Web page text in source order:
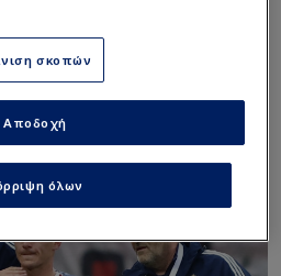
της Άστον Βίλα!
Κι όμως, φορ
γκολ με ΠΑΟ! Τι
η δήλωση
σκοπών
όλων
Αποδοχή